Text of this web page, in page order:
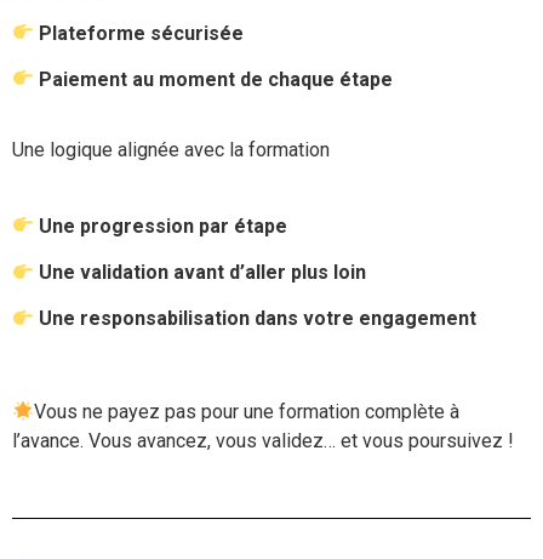
Plateforme sécurisée
Paiement au moment de chaque étape
Une logique alignée avec la formation
Une progression par étape
Une validation avant d’aller plus loin
Une responsabilisation dans votre engagement
Vous ne payez pas pour une formation complète à
l’avance. Vous avancez, vous validez… et vous poursuivez !